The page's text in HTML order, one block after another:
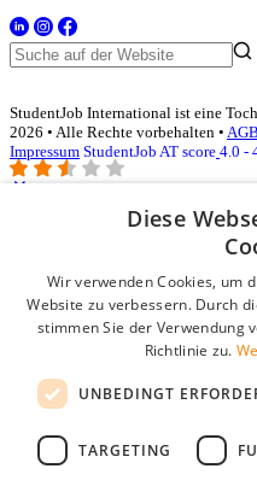
StudentJob International ist eine
2026 • Alle Rechte vorbehalten • AGB
Impressum StudentJob AT score 4.0 -
Login für Unternehmen
E-Mail*
Passwort
Angemeldet bleiben
Passwort vergessen?
Kostenloses
Diese
Wir verwenden Cookies, um
Website zu verbessern. Durch
stimmen Sie der Verwendung
Richtlinie zu.
UNBEDINGT
TARGETING